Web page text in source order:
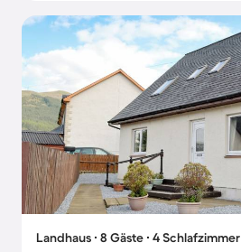
Landhaus ∙ 8 Gäste ∙ 4 Schlafzimmer